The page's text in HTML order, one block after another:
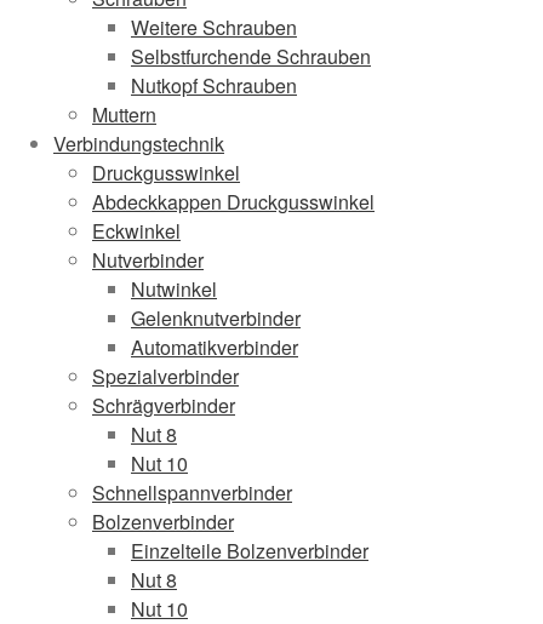
Weitere Schrauben
Selbstfurchende Schrauben
Nutkopf Schrauben
Muttern
Verbindungstechnik
Druckgusswinkel
Abdeckkappen Druckgusswinkel
Eckwinkel
Nutverbinder
Nutwinkel
Gelenknutverbinder
Automatikverbinder
Spezialverbinder
Schrägverbinder
Nut 8
Nut 10
Schnellspannverbinder
Bolzenverbinder
Einzelteile Bolzenverbinder
Nut 8
Nut 10